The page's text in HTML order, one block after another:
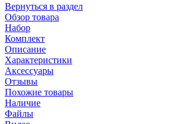
Вернуться в раздел
Обзор товара
Набор
Комплект
Описание
Характеристики
Аксессуары
Отзывы
Похожие товары
Наличие
Файлы